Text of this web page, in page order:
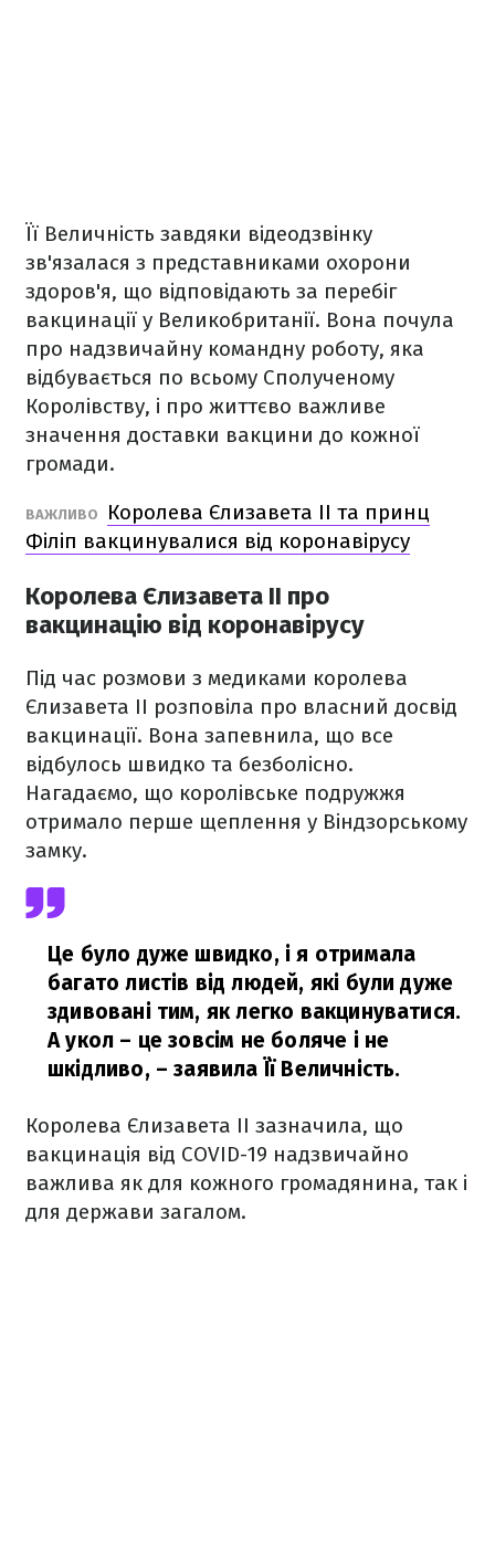
Її Величність завдяки відеодзвінку
зв'язалася з представниками охорони
здоров'я, що відповідають за перебіг
вакцинації у Великобританії. Вона почула
про надзвичайну командну роботу, яка
відбувається по всьому Сполученому
Королівству, і про життєво важливе
значення доставки вакцини до кожної
громади.
ВАЖЛИВО
Королева Єлизавета ІІ та принц
Філіп вакцинувалися від коронавірусу
Королева Єлизавета II про
вакцинацію від коронавірусу
Під час розмови з медиками королева
Єлизавета ІІ розповіла про власний досвід
вакцинації. Вона запевнила, що все
відбулось швидко та безболісно.
Нагадаємо, що королівське подружжя
отримало перше щеплення у Віндзорському
замку.
Це було дуже швидко, і я отримала
багато листів від людей, які були дуже
здивовані тим, як легко вакцинуватися.
А укол – це зовсім не боляче і не
шкідливо, – заявила Її Величність.
Королева Єлизавета ІІ зазначила, що
вакцинація від COVID-19 надзвичайно
важлива як для кожного громадянина, так і
для держави загалом.